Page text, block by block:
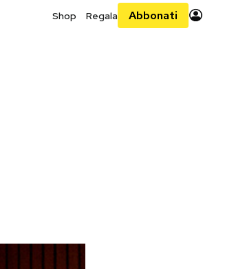
Shop Regala Abbonati